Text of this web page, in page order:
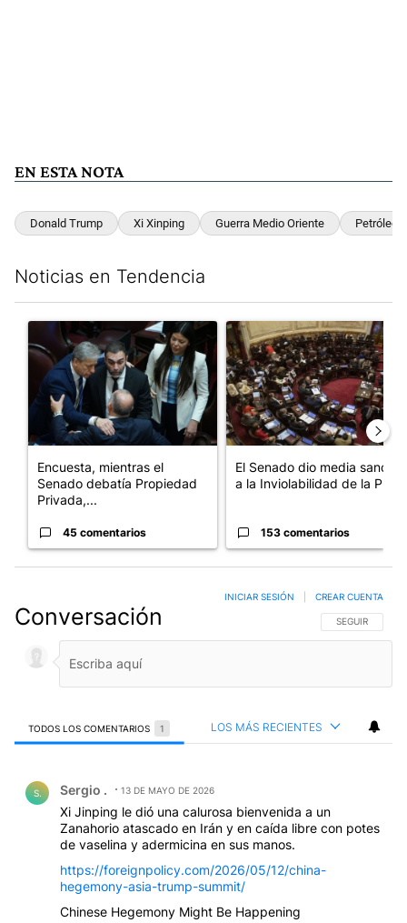
EN ESTA NOTA
Donald Trump Xi Xinping Guerra Medio Oriente Petróleo
Noticias en Tendencia
Un artículo de tendencia con el título "Encuesta, mientras el
Encuesta, mientras el
Senado debatía Propiedad
Privada,...
45 comentarios
Un artículo de tendencia con
El Senado dio media sanción
a la Inviolabilidad de la P...
153 comentarios
Conversación SIGA ESTA
SEGUIR
INICIAR SESIÓN CREAR CUENTA
TODOS LOS COMENTARIOS 1 LOS MÁS RECIENTES
S. Sergio . 13 DE MAYO DE 2026
Xi Jinping le dió una calurosa bienvenida a un
Zanahorio atascado en Irán y en caída libre con potes
de vaselina y adermicina en sus manos.
https://foreignpolicy.com/2026/05/12/china-
hegemony-asia-trump-summit/
Chinese Hegemony Might Be Happening